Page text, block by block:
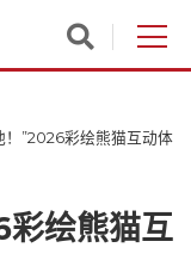
！”2026彩绘熊猫互动体
彩绘熊猫互